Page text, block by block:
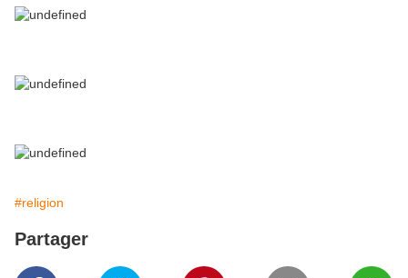
#religion
Partager